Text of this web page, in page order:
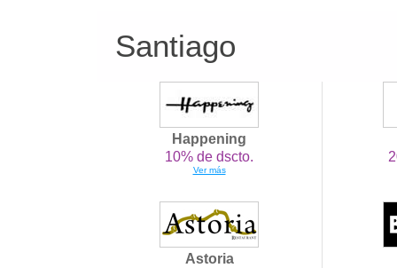
Santiago
Happening
10% de dscto.
Ver más
Astoria